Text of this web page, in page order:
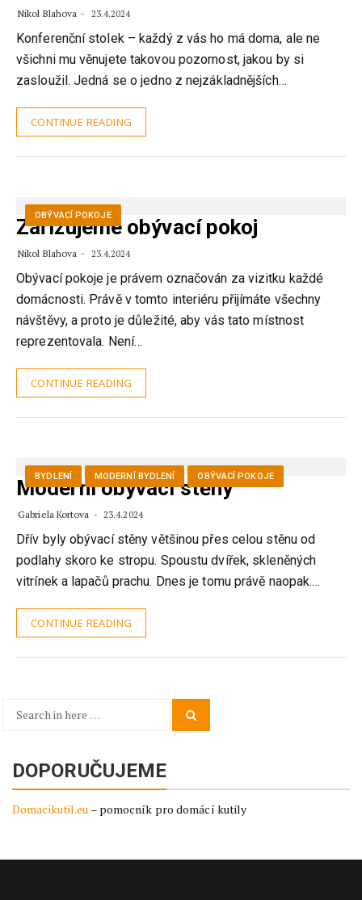
Nikol Blahova 23.4.2024
Konferenční stolek – každý z vás ho má doma, ale ne
všichni mu věnujete takovou pozornost, jakou by si
zasloužil. Jedná se o jedno z nejzákladnějších…
CONTINUE READING
OBÝVACÍ POKOJE
Zařizujeme obývací pokoj
Nikol Blahova 23.4.2024
Obývací pokoje je právem označován za vizitku každé
domácnosti. Právě v tomto interiéru přijímáte všechny
návštěvy, a proto je důležité, aby vás tato místnost
reprezentovala. Není…
CONTINUE READING
BYDLENÍ MODERNÍ BYDLENÍ OBÝVACÍ POKOJE
Moderní obývací stěny
Gabriela Kortova 23.4.2024
Dřív byly obývací stěny většinou přes celou stěnu od
podlahy skoro ke stropu. Spoustu dvířek, skleněných
vitrínek a lapačů prachu. Dnes je tomu právě naopak.…
CONTINUE READING
Search
DOPORUČUJEME
Domacikutil.eu – pomocník pro domácí kutily